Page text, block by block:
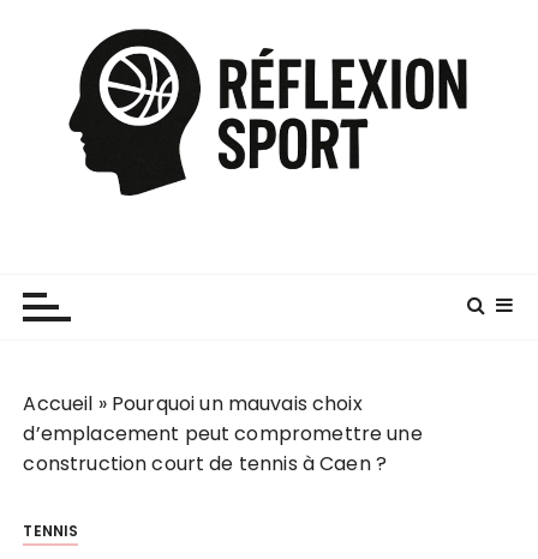
Accueil » Pourquoi un mauvais choix
d’emplacement peut compromettre une
construction court de tennis à Caen ?
TENNIS